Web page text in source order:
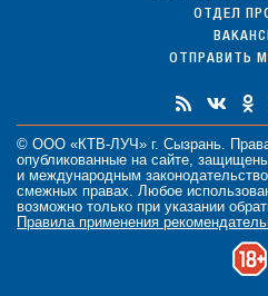
ОТДЕЛ
ОТПРАВИТЬ
© ООО «КТВ-ЛУЧ» г. Сызрань.
опубликованные на сайте,
и международным
смежных правах. Любое
возможно только при указании
Правила применения